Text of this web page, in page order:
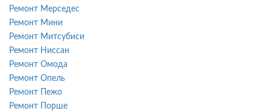
Ремонт Мерседес
Ремонт Мини
Ремонт Митсубиси
Ремонт Ниссан
Ремонт Омода
Ремонт Опель
Ремонт Пежо
Ремонт Порше